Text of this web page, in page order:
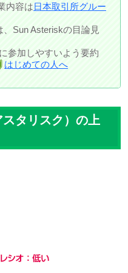
内容は日本取引所グルー
Sun Asteriskの目論見
参加しやすいよう要約
はじめての人へ
タリスク）の上